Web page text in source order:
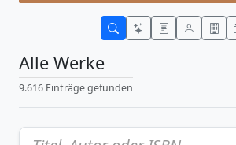
Alle Werke
9.616 Einträge gefunden